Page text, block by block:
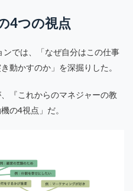
4つの視点
では、「なぜ自分はこの仕事
動かすのか」を深掘りした。
『これからのマネジャーの教
の4視点」だ。